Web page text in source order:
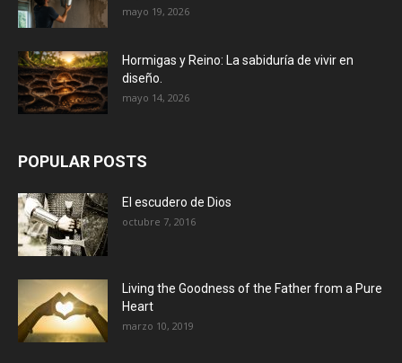
mayo 19, 2026
Hormigas y Reino: La sabiduría de vivir en
diseño.
mayo 14, 2026
POPULAR POSTS
El escudero de Dios
octubre 7, 2016
Living the Goodness of the Father from a Pure
Heart
marzo 10, 2019